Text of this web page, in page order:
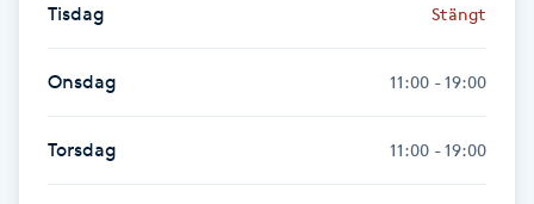
Gellack
Gellack med förstärkning
Tisdag Stängt
Onsdag 11:00 - 19:00
Torsdag 11:00 - 19:00